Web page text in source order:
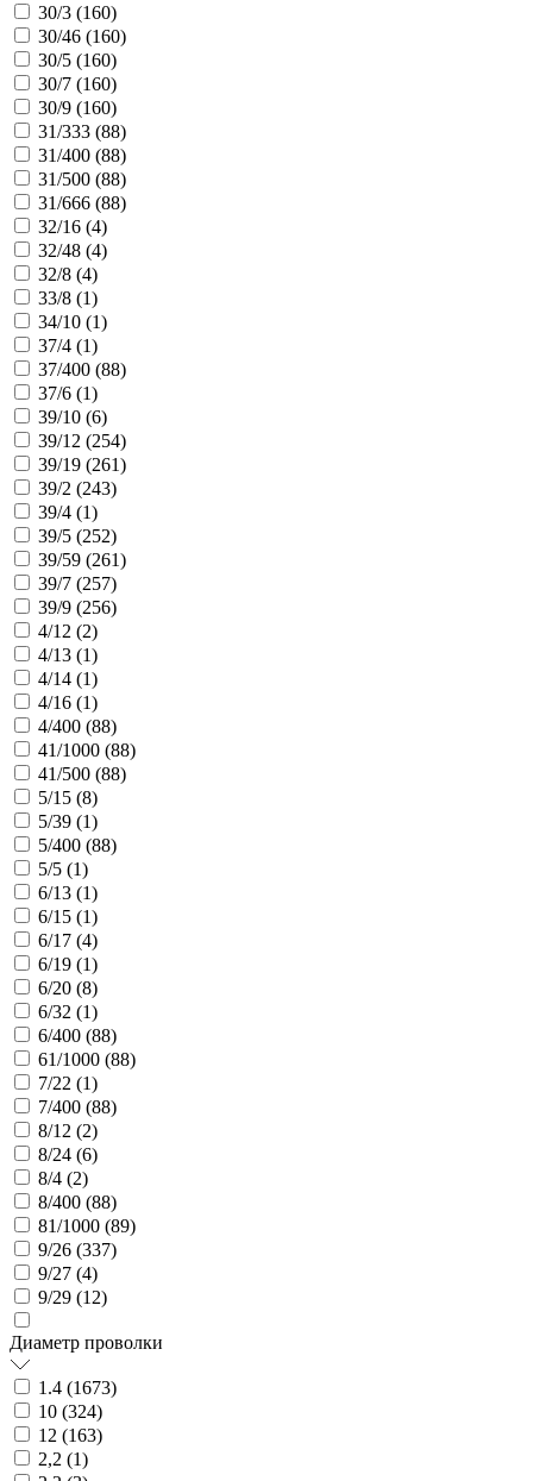
30/3 (160)
30/46 (160)
30/5 (160)
30/7 (160)
30/9 (160)
31/333 (88)
31/400 (88)
31/500 (88)
31/666 (88)
32/16 (4)
32/48 (4)
32/8 (4)
33/8 (1)
34/10 (1)
37/4 (1)
37/400 (88)
37/6 (1)
39/10 (6)
39/12 (254)
39/19 (261)
39/2 (243)
39/4 (1)
39/5 (252)
39/59 (261)
39/7 (257)
39/9 (256)
4/12 (2)
4/13 (1)
4/14 (1)
4/16 (1)
4/400 (88)
41/1000 (88)
41/500 (88)
5/15 (8)
5/39 (1)
5/400 (88)
5/5 (1)
6/13 (1)
6/15 (1)
6/17 (4)
6/19 (1)
6/20 (8)
6/32 (1)
6/400 (88)
61/1000 (88)
7/22 (1)
7/400 (88)
8/12 (2)
8/24 (6)
8/4 (2)
8/400 (88)
81/1000 (89)
9/26 (337)
9/27 (4)
9/29 (12)
Диаметр проволки
1.4 (1673)
10 (324)
12 (163)
2,2 (1)